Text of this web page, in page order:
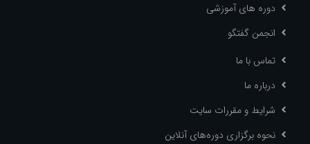
دوره های آموزشی
انجمن گفتگو
تماس با ما
درباره ما
شرایط و مقررات سایت
نحوه برگزاری دوره‌های آنلاین